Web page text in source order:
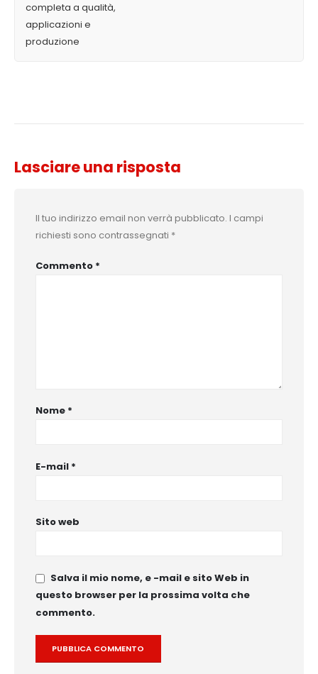
completa a qualità,
applicazioni e
produzione
Lasciare una risposta
Il tuo indirizzo email non verrà pubblicato. I campi
richiesti sono contrassegnati *
Commento *
Nome *
E-mail *
Sito web
Salva il mio nome, e -mail e sito Web in
questo browser per la prossima volta che
commento.